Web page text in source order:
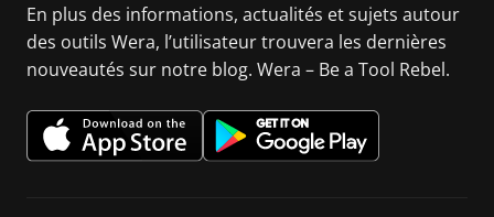
En plus des informations, actualités et sujets autour
des outils Wera, l’utilisateur trouvera les dernières
nouveautés sur notre blog. Wera – Be a Tool Rebel.